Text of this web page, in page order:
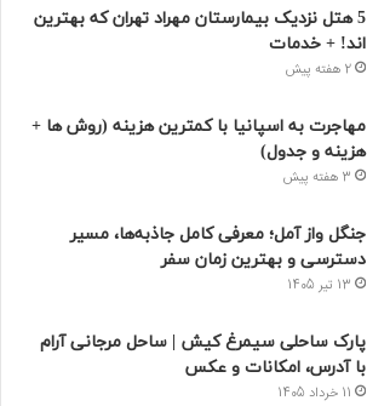
5 هتل نزدیک بیمارستان مهراد تهران که بهترین‌
اند! + خدمات
2 هفته پیش
مهاجرت به اسپانیا با کمترین هزینه (روش ها +
هزینه و جدول)
3 هفته پیش
جنگل واز آمل؛ معرفی کامل جاذبه‌ها، مسیر
دسترسی و بهترین زمان سفر
13 تیر 1405
پارک ساحلی سیمرغ کیش | ساحل مرجانی آرام
با آدرس، امکانات و عکس
11 خرداد 1405